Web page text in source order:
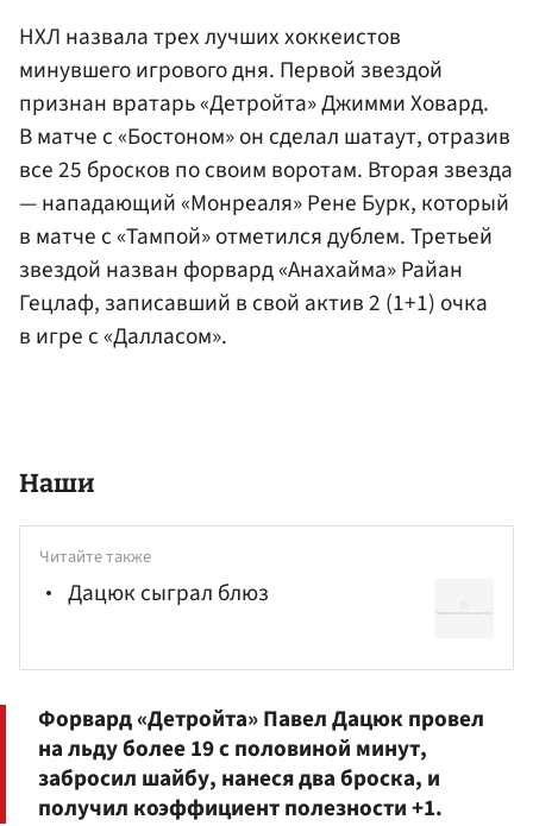
НХЛ назвала трех лучших хоккеистов
минувшего игрового дня. Первой звездой
признан вратарь «Детройта» Джимми Ховард.
В матче с «Бостоном» он сделал шатаут, отразив
все 25 бросков по своим воротам. Вторая звезда
— нападающий «Монреаля» Рене Бурк, который
в матче с «Тампой» отметился дублем. Третьей
звездой назван форвард «Анахайма» Райан
Гецлаф, записавший в свой актив 2 (1+1) очка
в игре с «Далласом».
Наши
Читайте также
Дацюк сыграл блюз
Форвард «Детройта» Павел Дацюк провел
на льду более 19 с половиной минут,
забросил шайбу, нанеся два броска, и
получил коэффициент полезности +1.